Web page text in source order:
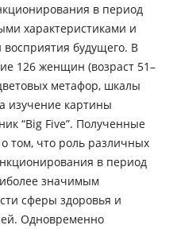
в период
характеристиками и
будущего. В
126 женщин (возраст 51–
метафор, шкалы
изучение картины
“Big Five”. Полученные
том, что роль различных
в период
значимым
сферы здоровья и
Одновременно